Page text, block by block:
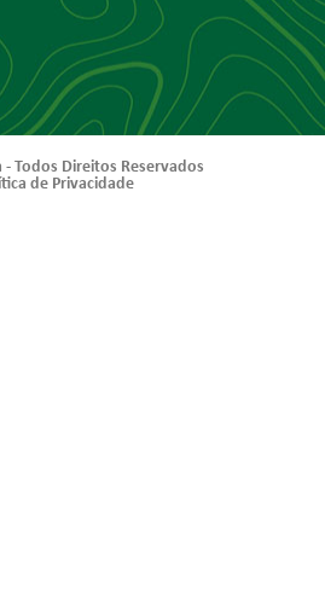
- Todos Direitos Reservados
de Privacidade